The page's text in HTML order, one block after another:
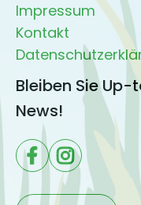
Impressum
Kontakt
Bleiben Sie
News!